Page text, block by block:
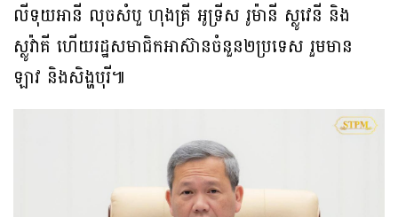
លីទុយអានី លុចសំបួ ហុងគ្រី អូទ្រីស រូម៉ានី ស្លូវេនី និង
ស្លូវ៉ាគី ហើយរដ្ឋសមាជិកអាស៊ានចំនួន២ប្រទេស រួមមាន
ឡាវ និងសិង្ហបុរី៕